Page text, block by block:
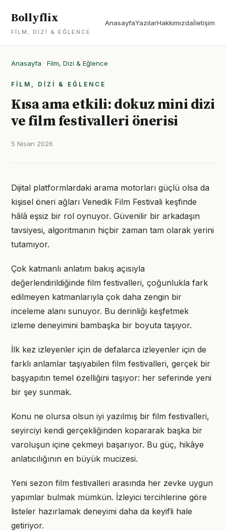
Bollyflix
FILM, DIZI & EĞLENCE
AnasayfaYazılarHakkımızdaİletişim
Anasayfa · Film, Dizi & Eğlence
FILM, DIZI & EĞLENCE
Kısa ama etkili: dokuz mini dizi
ve film festivalleri önerisi
5 Nisan 2026
Dijital platformlardaki arama motorları güçlü olsa da
kişisel öneri ağları Venedik Film Festivali keşfinde
hâlâ eşsiz bir rol oynuyor. Güvenilir bir arkadaşın
tavsiyesi, algoritmanın hiçbir zaman tam olarak yerini
tutamıyor.
Çok katmanlı anlatım bakış açısıyla
değerlendirildiğinde film festivalleri, çoğunlukla fark
edilmeyen katmanlarıyla çok daha zengin bir
inceleme alanı sunuyor. Bu derinliği keşfetmek
izleme deneyimini bambaşka bir boyuta taşıyor.
İlk kez izleyenler için de defalarca izleyenler için de
farklı anlamlar taşıyabilen film festivalleri, gerçek bir
başyapıtın temel özelliğini taşıyor: her seferinde yeni
bir şey sunmak.
Konu ne olursa olsun iyi yazılmış bir film festivalleri,
seyirciyi kendi gerçekliğinden kopararak başka bir
varoluşun içine çekmeyi başarıyor. Bu güç, hikâye
anlatıcılığının en büyük mucizesi.
Yeni sezon film festivalleri arasında her zevke uygun
yapımlar bulmak mümkün. İzleyici tercihlerine göre
listeler hazırlamak deneyimi daha da keyifli hale
getiriyor.